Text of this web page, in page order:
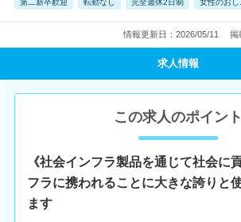
第二新卒歓迎 転勤なし 完全週休2日制 女性のおし
情報更新日：2026/05/11 掲
求人情報
この求人のポイント
《社会インフラ製品を通じて社会に
フラに携われることに大きな誇りと
ます